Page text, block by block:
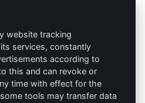
condiciones
Privacidad
Impresión
website tracking
services, constantly
according to
this and can revoke or
time with effect for the
tools may transfer data